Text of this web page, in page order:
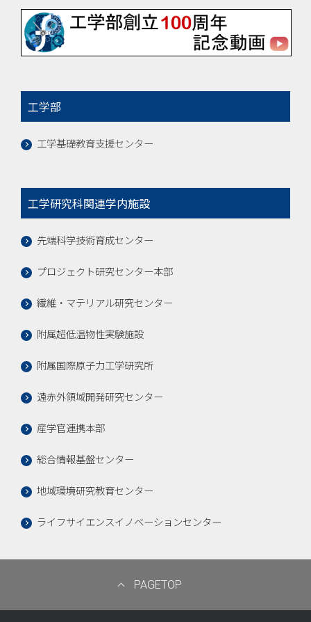
工学部
工学基礎教育支援センター
工学研究科関連学内施設
先端科学技術育成センター
プロジェクト研究センター本部
繊維・マテリアル研究センター
附属超低温物性実験施設
附属国際原子力工学研究所
遠赤外領域開発研究センター
産学官連携本部
総合情報基盤センター
地域環境研究教育センター
ライフサイエンスイノベーションセンター
PAGETOP